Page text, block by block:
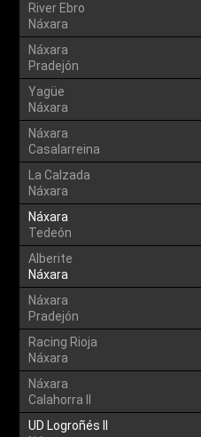
River Ebro
Náxara
Náxara
Pradejón
Yagüe
Náxara
Náxara
Casalarreina
La Calzada
Náxara
Náxara
Tedeón
Alberite
Náxara
Náxara
Pradejón
Racing Rioja
Náxara
Náxara
Calahorra II
UD Logroñés II